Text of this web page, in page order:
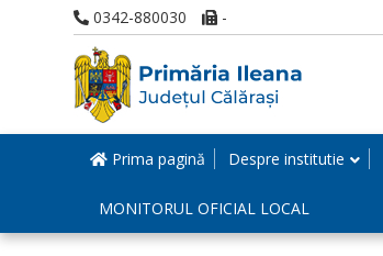
0342-880030 -
Prima pagină Despre institutie
MONITORUL OFICIAL LOCAL